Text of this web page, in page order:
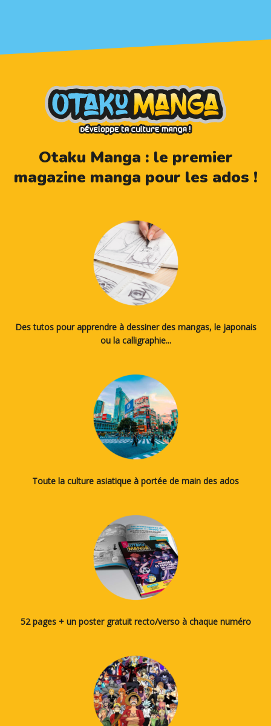
Otaku Manga : le premier
magazine manga pour les ados !
Des tutos pour apprendre à dessiner des mangas, le japonais
ou la calligraphie...
Toute la culture asiatique à portée de main des ados
52 pages + un poster gratuit recto/verso à chaque numéro